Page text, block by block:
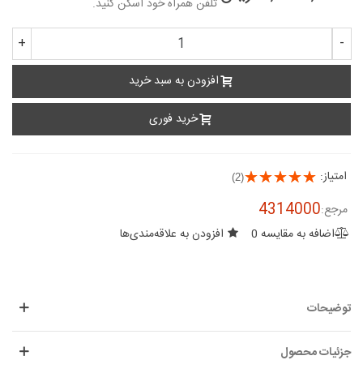
-
+
افزودن به سبد خرید
خرید فوری
امتیاز: (2)
مرجع:4314000
اضافه به مقایسه 0 افزودن به علاقه‌مندی‌ها
توضیحات
جزئیات محصول